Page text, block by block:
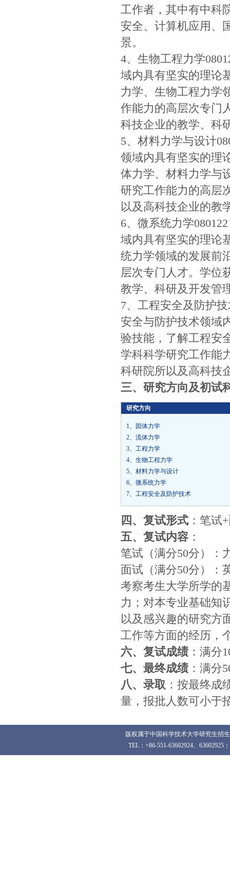
工作者，其中有中科
安全、计算机应用、
景。
4、生物工程力学
域内具有坚实的理论
力学、生物工程力学
作能力的高层次专门
科技企业的教学、科
5、材料力学与设计
领域内具有坚实的理
体力学、材料力学与
研究工作能力的高层
以及高科技企业的教
6、微系统力学
域内具有坚实的理论
统力学领域的发展前
层次专门人才。学位
教学、科研及开发管
7、工程安全及防护
安全与防护技术领域
验技能，了解工程安
学科科学研究工作能
科研院所以及高科技
三、研究方向及初试
研究方向
1、固体力学
2、流体力学
3、工程力学
4、生物工程力学
5、材料力学与设计
6、微系统力学
7、工程安全及防护技术
四、复试形式 ：笔试
五、复试内容 ：
笔试（满分50分）：
面试（满分50分）：
考察考生大学所学的
力；对本专业基础知
以及感兴趣的研究方
工作等方面的经历，
六、复试成绩：满分
七、最终成绩：满分
八、录取 ：按最终成
量，报批人数可小于
版权属于中国科学技术大学研究生招
TEL：+86-551-63602924、63602925